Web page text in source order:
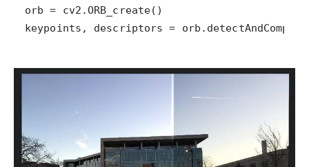
keypoints, descriptors =